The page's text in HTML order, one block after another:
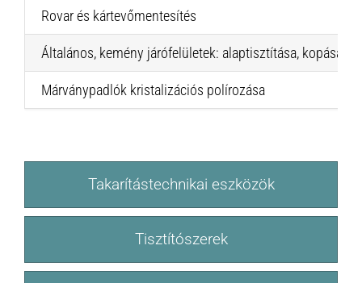
Rovar és kártevőmentesítés
Általános, kemény járófelületek: alaptisztítása,
Márványpadlók kristalizációs polírozása
Takarítástechnikai eszközök
Tisztítószerek